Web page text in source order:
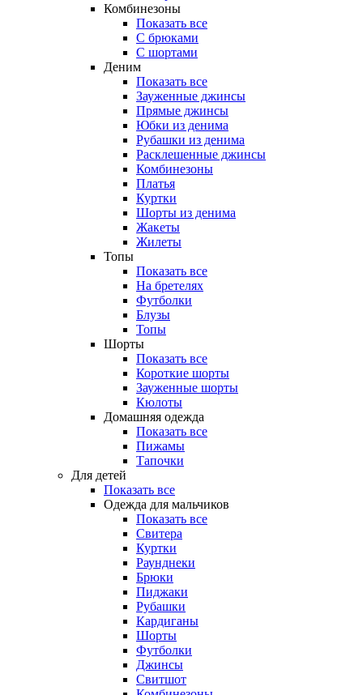
Комбинезоны
Показать все
С брюками
С шортами
Деним
Показать все
Зауженные джинсы
Прямые джинсы
Юбки из денима
Рубашки из денима
Расклешенные джинсы
Комбинезоны
Платья
Куртки
Шорты из денима
Жакеты
Жилеты
Топы
Показать все
На бретелях
Футболки
Блузы
Топы
Шорты
Показать все
Короткие шорты
Зауженные шорты
Кюлоты
Домашняя одежда
Показать все
Пижамы
Тапочки
Для детей
Показать все
Одежда для мальчиков
Показать все
Свитера
Куртки
Раунднеки
Брюки
Пиджаки
Рубашки
Кардиганы
Шорты
Футболки
Джинсы
Свитшот